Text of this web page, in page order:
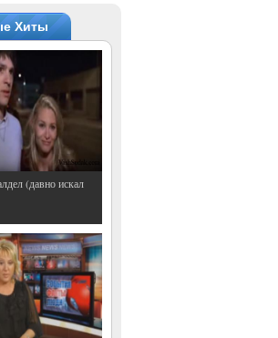
Хиты
(давно искал